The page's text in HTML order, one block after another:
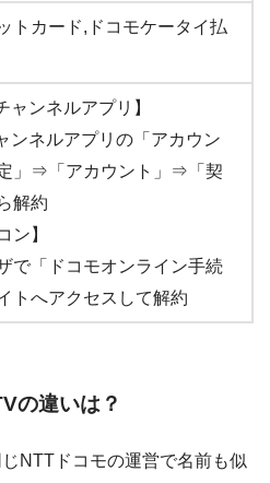
トカード,ドコモケータイ払
ャンネルアプリ】
ンネルアプリの「アカウン
」⇒「アカウント」⇒「契
解約
ン】
で「ドコモオンライン手続
トへアクセスして解約
の違いは？
NTTドコモの運営で名前も似